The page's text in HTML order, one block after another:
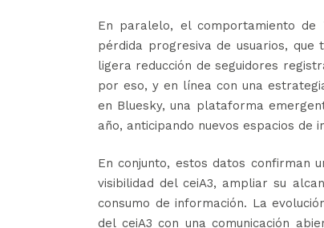
En paralelo, el comportamiento
pérdida progresiva de usuarios, que
ligera reducción de seguidores
por eso, y en línea con una
en Bluesky, una plataforma
año, anticipando nuevos espacios
En conjunto, estos datos confirman
visibilidad del ceiA3, ampliar su
consumo de información. La
del ceiA3 con una comunicación